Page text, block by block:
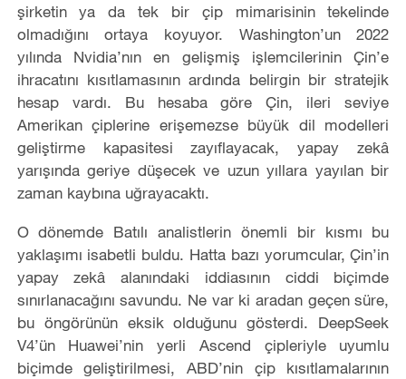
şirketin ya da tek bir çip mimarisinin tekelinde
olmadığını ortaya koyuyor. Washington’un 2022
yılında Nvidia’nın en gelişmiş işlemcilerinin Çin’e
ihracatını kısıtlamasının ardında belirgin bir stratejik
hesap vardı. Bu hesaba göre Çin, ileri seviye
Amerikan çiplerine erişemezse büyük dil modelleri
geliştirme kapasitesi zayıflayacak, yapay zekâ
yarışında geriye düşecek ve uzun yıllara yayılan bir
zaman kaybına uğrayacaktı.
O dönemde Batılı analistlerin önemli bir kısmı bu
yaklaşımı isabetli buldu. Hatta bazı yorumcular, Çin’in
yapay zekâ alanındaki iddiasının ciddi biçimde
sınırlanacağını savundu. Ne var ki aradan geçen süre,
bu öngörünün eksik olduğunu gösterdi. DeepSeek
V4’ün Huawei’nin yerli Ascend çipleriyle uyumlu
biçimde geliştirilmesi, ABD’nin çip kısıtlamalarının